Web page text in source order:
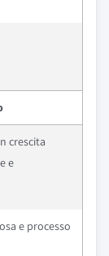
crescita
e
e processo